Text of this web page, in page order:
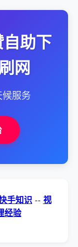
助下
网
候服务
手知识 -- 视
经验